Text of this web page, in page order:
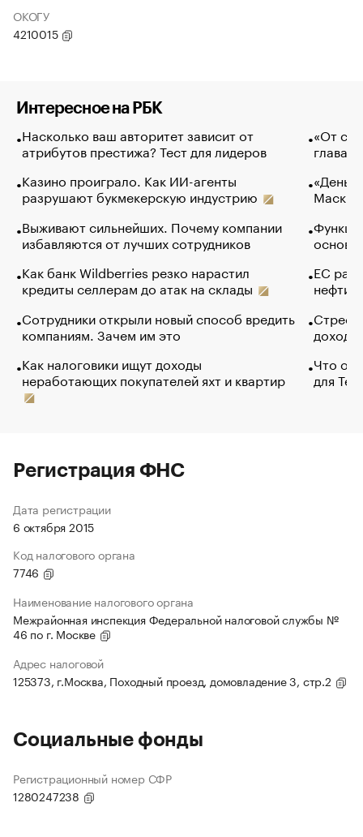
ОКОГУ
4210015
Интересное на РБК
Насколько ваш авторитет зависит от
атрибутов престижа? Тест для лидеров
Казино проиграло. Как ИИ-агенты
разрушают букмекерскую индустрию
Выживают сильнейших. Почему компании
избавляются от лучших сотрудников
Как банк Wildberries резко нарастил
кредиты селлерам до атак на склады
Сотрудники открыли новый способ вредить
компаниям. Зачем им это
Как налоговики ищут доходы
неработающих покупателей яхт и квартир
«От
глава
Маск в
основ
ЕС
нефти
Что
для
Регистрация ФНС
Дата регистрации
6 октября 2015
Код налогового органа
7746
Наименование налогового органа
Межрайонная инспекция Федеральной налоговой службы №
46 по г. Москве
Адрес налоговой
125373, г.Москва, Походный проезд, домовладение 3, стр.2
Социальные фонды
Регистрационный номер СФР
1280247238